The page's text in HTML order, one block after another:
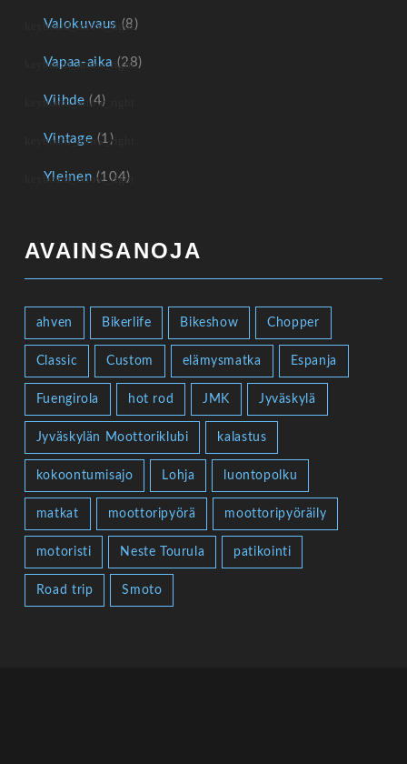
Valokuvaus (8)
Vapaa-aika (28)
Viihde (4)
Vintage (1)
Yleinen (104)
AVAINSANOJA
ahven Bikerlife Bikeshow Chopper
Classic Custom elämysmatka Espanja
Fuengirola hot rod JMK Jyväskylä
Jyväskylän Moottoriklubi kalastus
kokoontumisajo Lohja luontopolku
matkat moottoripyörä moottoripyöräily
motoristi Neste Tourula patikointi
Road trip Smoto